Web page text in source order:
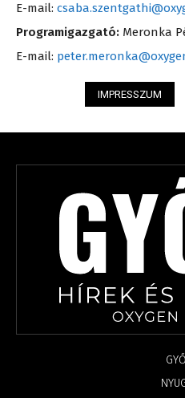
E-mail:
Programigazgató: Meronka
E-mail:
IMPRESSZUM